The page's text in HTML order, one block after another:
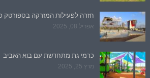
חזרה לפעילות המזרקה בספורטק
אפריל 08, 2025
כרמי גת מתחדשת עם בוא האביב
מרץ 25, 2025